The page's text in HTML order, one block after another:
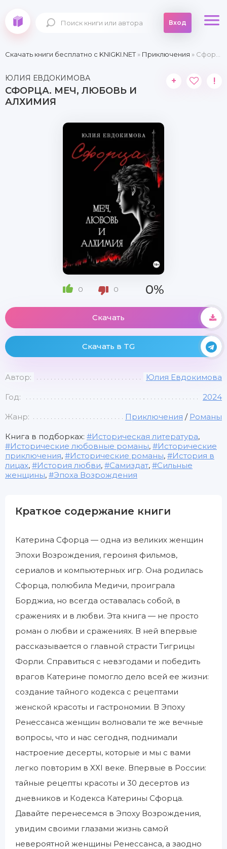
Вход
Скачать книги бесплатно c KNIGKI.NET» Приключения » Сфорца. Меч, любовь и алхимия
ЮЛИЯ ЕВДОКИМОВА
СФОРЦА. МЕЧ, ЛЮБОВЬ И
АЛХИМИЯ
+ !
0 0 0%
Скачать
Скачать в TG
Автор: Юлия Евдокимова
Год: 2024
Жанр: Приключения / Романы
Книга в подборках: Историческая литература,
Исторические любовные романы,
Исторические
приключения, Исторические романы,
История в
лицах, История любви, Самиздат,
Сильные
женщины, Эпоха Возрождения
Краткое содержание книги
Катерина Сфорца — одна из великих женщин
Эпохи Возрождения, героиня фильмов,
сериалов и компьютерных игр. Она родилась
Сфорца, полюбила Медичи, проиграла
Борджиа, но всегда оставалась собой, в
сражениях и в любви. Эта книга — не просто
роман о любви и сражениях. В ней впервые
рассказывается о главной страсти Тигрицы
Форли. Справиться с невзгодами и победить
врагов Катерине помогло дело всей ее жизни:
создание тайного кодекса с рецептами
женской красоты и гастрономии. В Эпоху
Ренессанса женщин волновали те же вечные
вопросы, что и нас сегодня, поднимали
настроение десерты, которые и мы с вами
легко повторим в ХХI веке. Впервые в России:
тайные рецепты красоты и 30 десертов из
дневников и Кодекса Катерины Сфорца.
Давайте перенесемся в Эпоху Возрождения,
увидим своими глазами жизнь самой
невероятной женщины Ренессанса, а заодно